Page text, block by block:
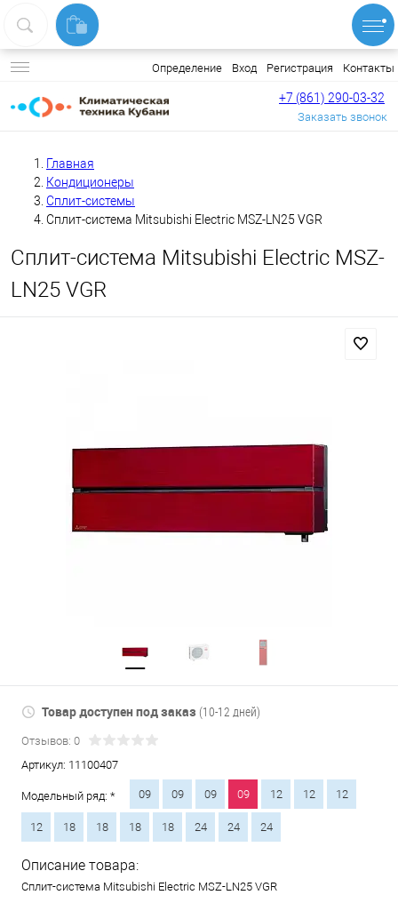
Определение Вход Регистрация Контакты
+7 (861) 290-03-32
Заказать звонок
Главная
Кондиционеры
Сплит-системы
Сплит-система Mitsubishi Electric MSZ-LN25 VGR
Сплит-система Mitsubishi Electric MSZ-
LN25 VGR
Товар доступен под заказ (10-12 дней)
Отзывов: 0
Артикул: 11100407
Модельный ряд: * 09 09 09 09 12 12 12
12 18 18 18 18 24 24 24
Описание товара:
Сплит-система Mitsubishi Electric MSZ-LN25 VGR